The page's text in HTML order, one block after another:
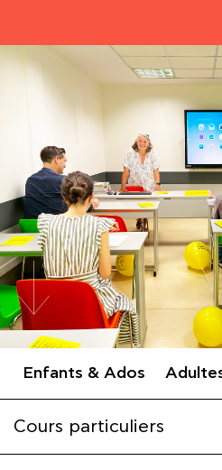
Enfants & Ados
Cours particuliers